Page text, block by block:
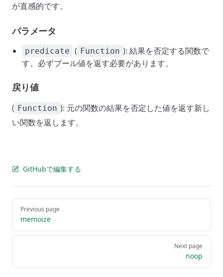
が直感的です。
パラメータ
predicate ( Function ): 結果を否定する関数で
す。必ずブール値を返す必要があります。
戻り値
( Function ): 元の関数の結果を否定した値を返す新し
い関数を返します。
GitHubで編集する
Pager
Previous page
memoize
Next page
noop